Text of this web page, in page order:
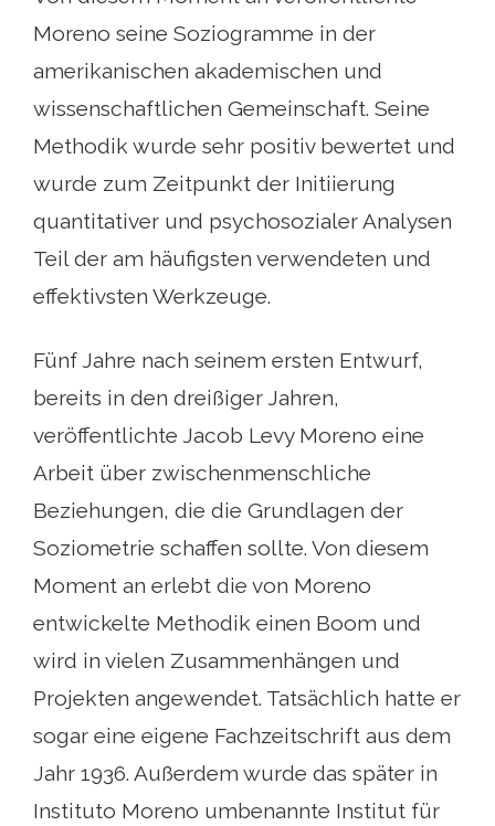
Moreno seine Soziogramme in der
amerikanischen akademischen und
wissenschaftlichen Gemeinschaft. Seine
Methodik wurde sehr positiv bewertet und
wurde zum Zeitpunkt der Initiierung
quantitativer und psychosozialer Analysen
Teil der am häufigsten verwendeten und
effektivsten Werkzeuge.
Fünf Jahre nach seinem ersten Entwurf,
bereits in den dreißiger Jahren,
veröffentlichte Jacob Levy Moreno eine
Arbeit über zwischenmenschliche
Beziehungen, die die Grundlagen der
Soziometrie schaffen sollte. Von diesem
Moment an erlebt die von Moreno
entwickelte Methodik einen Boom und
wird in vielen Zusammenhängen und
Projekten angewendet. Tatsächlich hatte er
sogar eine eigene Fachzeitschrift aus dem
Jahr 1936. Außerdem wurde das später in
Instituto Moreno umbenannte Institut für